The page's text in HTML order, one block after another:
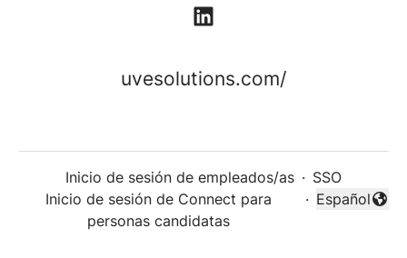
uvesolutions.com/
Inicio de sesión de empleados/as · SSO
Inicio de sesión de Connect para
personas candidatas
·
Cambiar
Español